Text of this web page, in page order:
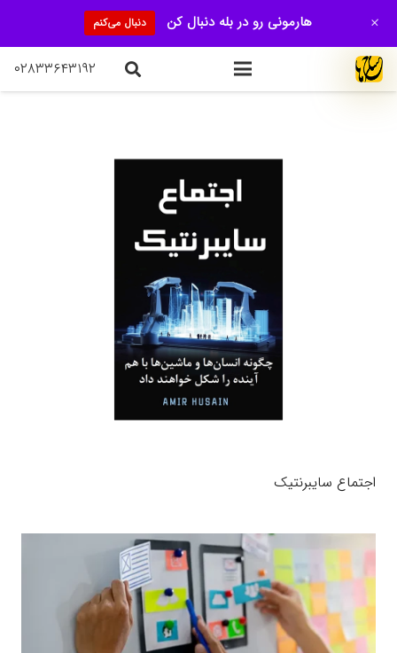
۰۲۸۳۳۶۴۳۱۹۲
اجتماع سایبرنتیک
هارمونی رو در بله دنبال کن دنبال می‌کنم +